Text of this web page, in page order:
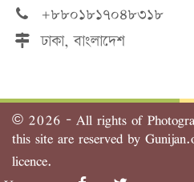
+৮৮০১৮১৭০৪৮৩১৮
ঢাকা, বাংলাদেশ
© 2026 - All rights of
this site are reserved by
licence.